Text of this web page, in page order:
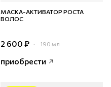
МАСКА-АКТИВАТОР РОСТА
ВОЛОС
2 600 ₽ 190 мл
приобрести